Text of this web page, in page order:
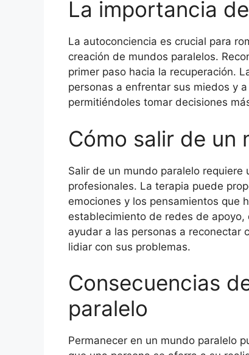
La importancia
La autoconciencia es crucial para
creación de mundos paralelos.
primer paso hacia la recuperación.
personas a enfrentar sus miedos y
permitiéndoles tomar decisiones
Cómo salir de un
Salir de un mundo paralelo
profesionales. La terapia puede
emociones y los pensamientos que
establecimiento de redes de
ayudar a las personas a reconectar
lidiar con sus problemas.
Consecuencias
paralelo
Permanecer en un mundo paralelo